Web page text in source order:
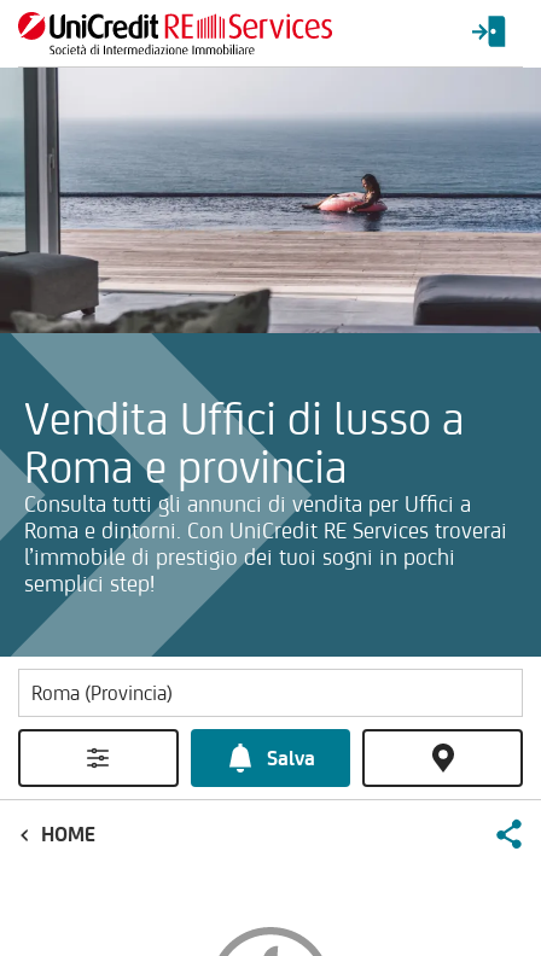
Vendita Uffici di lusso a
Roma e provincia
Consulta tutti gli annunci di vendita per Uffici a
Roma e dintorni. Con UniCredit RE Services troverai
l’immobile di prestigio dei tuoi sogni in pochi
semplici step!
Salva
HOME